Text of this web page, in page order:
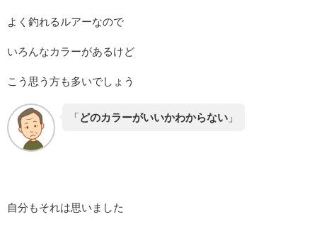
よく釣れるルアーなので
いろんなカラーがあるけど
こう思う方も多いでしょう
「どのカラーがいいかわからない 」
自分もそれは思いました